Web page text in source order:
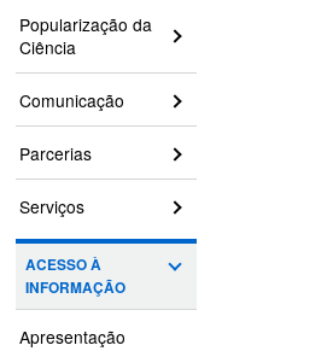
Popularização da
Ciência
Comunicação
Parcerias
Serviços
ACESSO À
INFORMAÇÃO
Apresentação